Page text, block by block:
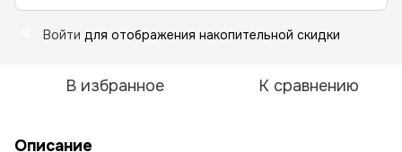
Войти для отображения накопительной скидки
В избранное К сравнению
Описание